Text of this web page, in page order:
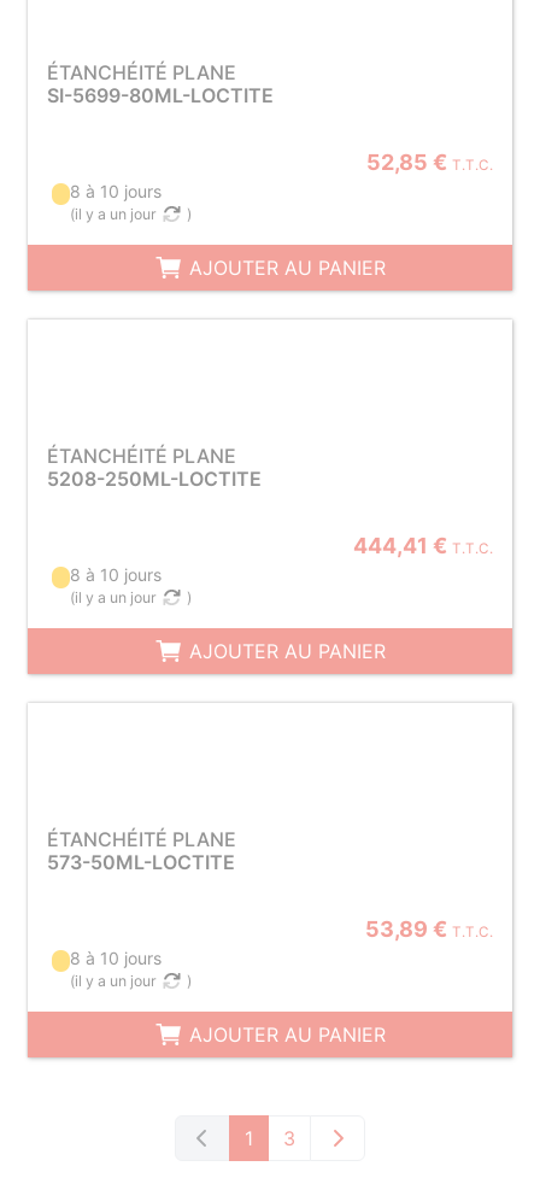
ÉTANCHÉITÉ PLANE
SI-5699-80ML-LOCTITE
52,85 € T.T.C.
8 à 10 jours
(il y a un jour )
AJOUTER AU PANIER
ÉTANCHÉITÉ PLANE
5208-250ML-LOCTITE
444,41 € T.T.C.
8 à 10 jours
(il y a un jour )
AJOUTER AU PANIER
ÉTANCHÉITÉ PLANE
573-50ML-LOCTITE
53,89 € T.T.C.
8 à 10 jours
(il y a un jour )
AJOUTER AU PANIER
1 3